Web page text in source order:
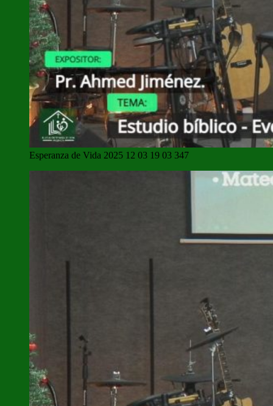
Esperanza de Vida 2025 12 03 19 03 347